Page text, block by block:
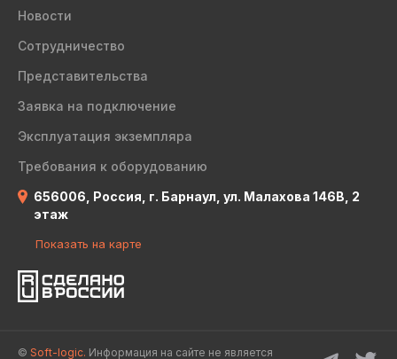
Новости
Сотрудничество
Представительства
Заявка на подключение
Эксплуатация экземпляра
Требования к оборудованию
656006, Россия, г. Барнаул, ул. Малахова 146В, 2
этаж
Показать на карте
© Soft-logic. Информация на сайте не является